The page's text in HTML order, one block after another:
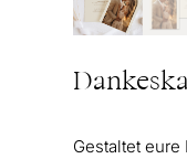
Gestaltet eure